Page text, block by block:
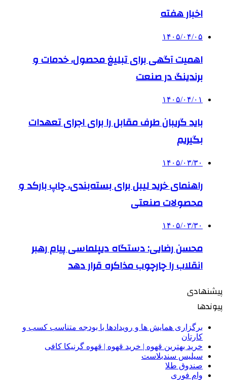
اخبار هفته
۱۴۰۵/۰۴/۰۵
اهمیت آگهی برای تبلیغ محصول، خدمات و
برندینگ در صنعت
۱۴۰۵/۰۴/۰۱
باید گریبان طرف مقابل را برای اجرای تعهدات
بگیریم
۱۴۰۵/۰۳/۳۰
راهنمای خرید لیبل برای بسته‌بندی، چاپ بارکد و
محصولات صنعتی
۱۴۰۵/۰۳/۳۰
محسن رضایی: دستگاه دیپلماسی پیام رهبر
انقلاب را چارچوب مذاکره قرار دهد
پیشنهادی
پیوندها
برگزاری همایش ها و رویدادها با بودجه متناسب کسب و
کارتان
خرید بهترین قهوه | خرید قهوه | قهوه گرنیکا کافی
سیلیس سندبلاست
صندوق طلا
وام فوری